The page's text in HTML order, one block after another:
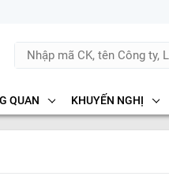
QUAN KHUYẾN NGHỊ